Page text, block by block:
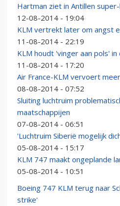
Hartman ziet in Antillen
12-08-2014 - 19:04
KLM vertrekt later om angst
11-08-2014 - 22:19
KLM houdt 'vinger aan pols'
11-08-2014 - 17:20
Air France-KLM vervoert
08-08-2014 - 07:52
Sluiting luchtruim
maatschappijen
07-08-2014 - 06:51
'Luchtruim Siberië mogelijk
05-08-2014 - 15:17
KLM 747 maakt ongeplande
05-08-2014 - 10:51
Boeing 747 KLM terug naar
strike'